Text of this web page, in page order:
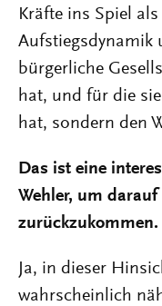
Kräfte ins Spiel
Aufstiegsdynamik
bürgerliche
hat, und für die
hat, sondern den
Das ist eine
Wehler, um darauf
zurückzukommen.
Ja, in dieser
wahrscheinlich